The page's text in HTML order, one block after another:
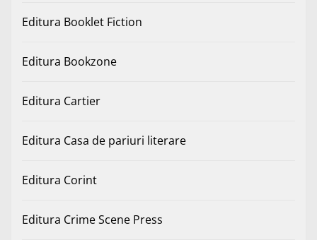
Editura Booklet Fiction
Editura Bookzone
Editura Cartier
Editura Casa de pariuri literare
Editura Corint
Editura Crime Scene Press